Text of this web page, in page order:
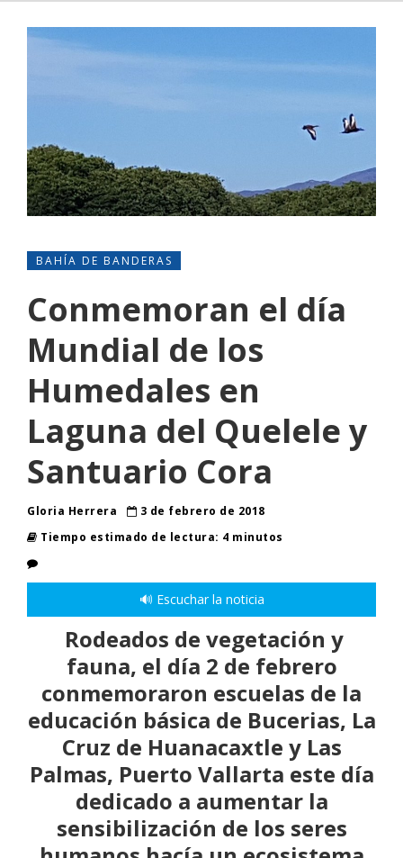
BAHÍA DE BANDERAS
Conmemoran el día
Mundial de los
Humedales en
Laguna del Quelele y
Santuario Cora
Gloria Herrera
3 de febrero de 2018
Tiempo estimado de lectura: 4 minutos
🔊 Escuchar la noticia
Rodeados de vegetación y
fauna, el día 2 de febrero
conmemoraron escuelas de la
educación básica de Bucerias, La
Cruz de Huanacaxtle y Las
Palmas, Puerto Vallarta este día
dedicado a aumentar la
sensibilización de los seres